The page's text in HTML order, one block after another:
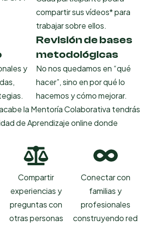
compartir sus vídeos* para
trabajar sobre ellos.
y
Revisión de bases
metodológicas
No nos quedamos en “qué
hacer”, sino en por qué lo
hacemos y cómo mejorar.
la Mentoría Colaborativa tendrás
de Aprendizaje online donde
Compartir
experiencias y
preguntas con
otras personas
Conectar con
familias y
profesionales
construyendo red